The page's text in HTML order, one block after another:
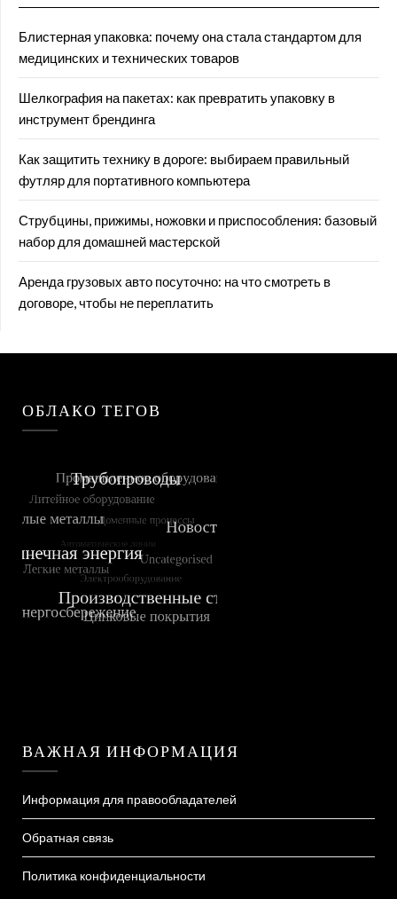
Блистерная упаковка: почему она стала стандартом для
медицинских и технических товаров
Шелкография на пакетах: как превратить упаковку в
инструмент брендинга
Как защитить технику в дороге: выбираем правильный
футляр для портативного компьютера
Струбцины, прижимы, ножовки и приспособления: базовый
набор для домашней мастерской
Аренда грузовых авто посуточно: на что смотреть в
договоре, чтобы не переплатить
ОБЛАКО ТЕГОВ
ВАЖНАЯ ИНФОРМАЦИЯ
Информация для правообладателей
Обратная связь
Политика конфиденциальности